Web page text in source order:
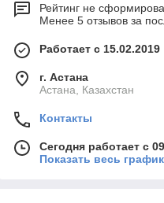
Рейтинг не
Менее 5 отзывов за
Работает с 15.02.2019
г. Астана
Астана, Казахстан
Контакты
Сегодня работает с
Показать весь